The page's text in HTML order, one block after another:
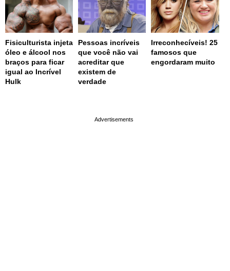
Fisiculturista injeta
óleo e álcool nos
braços para ficar
igual ao Incrível
Hulk
Pessoas incríveis
que você não vai
acreditar que
existem de
verdade
Irreconhecíveis! 25
famosos que
engordaram muito